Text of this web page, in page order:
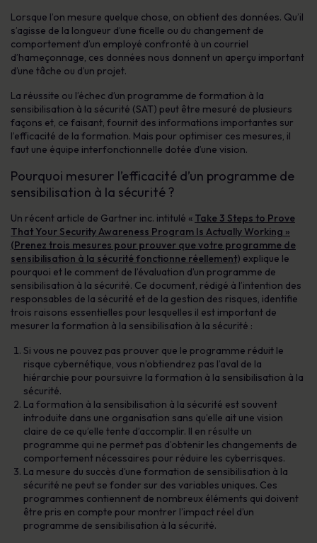
Lorsque l’on mesure quelque chose, on obtient des données. Qu’il
s’agisse de la longueur d’une ficelle ou du changement de
comportement d’un employé confronté à un courriel
d’hameçonnage, ces données nous donnent un aperçu important
d’une tâche ou d’un projet.
La réussite ou l’échec d’un programme de formation à la
sensibilisation à la sécurité (SAT) peut être mesuré de plusieurs
façons et, ce faisant, fournit des informations importantes sur
l’efficacité de la formation. Mais pour optimiser ces mesures, il
faut une équipe interfonctionnelle dotée d’une vision.
Pourquoi mesurer l’efficacité d’un programme de
sensibilisation à la sécurité ?
Un récent article de Gartner inc. intitulé « Take 3 Steps to Prove
That Your Security Awareness Program Is Actually Working »
(Prenez trois mesures pour prouver que votre programme de
sensibilisation à la sécurité fonctionne réellement) explique le
pourquoi et le comment de l’évaluation d’un programme de
sensibilisation à la sécurité. Ce document, rédigé à l’intention des
responsables de la sécurité et de la gestion des risques, identifie
trois raisons essentielles pour lesquelles il est important de
mesurer la formation à la sensibilisation à la sécurité :
Si vous ne pouvez pas prouver que le programme réduit le
risque cybernétique, vous n’obtiendrez pas l’aval de la
hiérarchie pour poursuivre la formation à la sensibilisation à la
sécurité.
La formation à la sensibilisation à la sécurité est souvent
introduite dans une organisation sans qu’elle ait une vision
claire de ce qu’elle tente d’accomplir. Il en résulte un
programme qui ne permet pas d’obtenir les changements de
comportement nécessaires pour réduire les cyberrisques.
La mesure du succès d’une formation de sensibilisation à la
sécurité ne peut se fonder sur des variables uniques. Ces
programmes contiennent de nombreux éléments qui doivent
être pris en compte pour montrer l’impact réel d’un
programme de sensibilisation à la sécurité.